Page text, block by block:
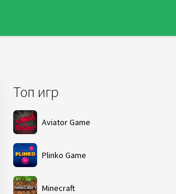
Топ игр
Aviator Game
Plinko Game
Minecraft